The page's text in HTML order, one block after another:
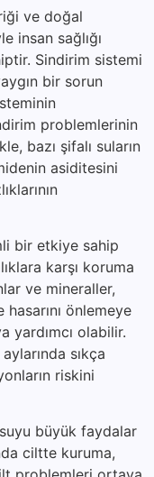
ve doğal
insan sağlığı
Sindirim sistemi
bir sorun
problemlerinin
bazı şifalı suların
asiditesini
bir etkiye sahip
karşı koruma
ve mineraller,
önlemeye
yardımcı olabilir.
sıkça
riskini
suyu büyük faydalar
ciltte kuruma,